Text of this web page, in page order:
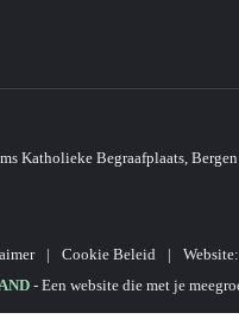
Katholieke Begraafplaats,
| Cookie Beleid | Website:
- Een website die met je